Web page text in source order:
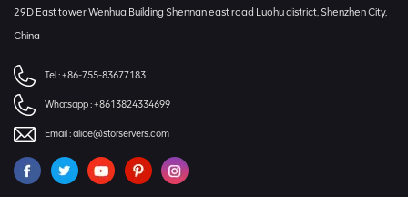
29D East tower Wenhua Building Shennan east road Luohu district, Shenzhen City,
China
Tel :+86-755-83677183
Whatsapp :+8613824334699
Email :alice@storservers.com